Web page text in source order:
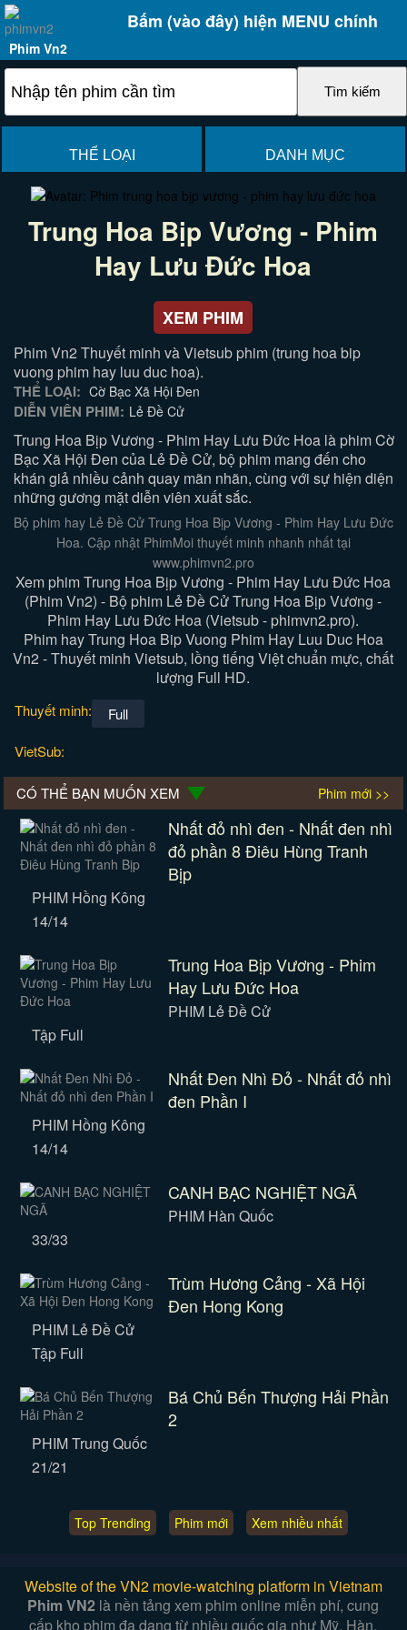
Bấm (vào đây) hiện MENU chính
Phim Vn2
THỂ LOẠI DANH MỤC
Trung Hoa Bịp Vương - Phim
Hay Lưu Đức Hoa
XEM PHIM
Phim Vn2 Thuyết minh và Vietsub phim (trung hoa bip
vuong phim hay luu duc hoa).
THỂ LOẠI: Cờ Bạc Xã Hội Đen
DIỄN VIÊN PHIM: Lẻ Đề Cử
Trung Hoa Bịp Vương - Phim Hay Lưu Đức Hoa là phim Cờ
Bạc Xã Hội Đen của Lẻ Đề Cử, bộ phim mang đến cho
khán giả nhiều cảnh quay mãn nhãn, cùng với sự hiện diện
những gương mặt diễn viên xuất sắc.
Bộ phim hay Lẻ Đề Cử Trung Hoa Bịp Vương - Phim Hay Lưu Đức
Hoa. Cập nhật PhimMoi thuyết minh nhanh nhất tại
www.phimvn2.pro
Xem phim Trung Hoa Bịp Vương - Phim Hay Lưu Đức Hoa
(Phim Vn2) - Bộ phim Lẻ Đề Cử Trung Hoa Bịp Vương -
Phim Hay Lưu Đức Hoa (Vietsub - phimvn2.pro).
Phim hay Trung Hoa Bip Vuong Phim Hay Luu Duc Hoa
Vn2 - Thuyết minh Vietsub, lồng tiếng Việt chuẩn mực, chất
lượng Full HD.
Thuyết minh:
Full
VietSub:
CÓ THỂ BẠN MUỐN XEM Phim mới >>
Nhất đỏ nhì đen - Nhất đen nhì
đỏ phần 8 Điêu Hùng Tranh
Bịp
PHIM Hồng Kông
14/14
Trung Hoa Bịp Vương - Phim
Hay Lưu Đức Hoa
PHIM Lẻ Đề Cử
Tập Full
Nhất Đen Nhì Đỏ - Nhất đỏ nhì
đen Phần I
PHIM Hồng Kông
14/14
CANH BẠC NGHIỆT NGÃ
PHIM Hàn Quốc
33/33
Trùm Hương Cảng - Xã Hội
Đen Hong Kong
PHIM Lẻ Đề Cử
Tập Full
Bá Chủ Bến Thượng Hải Phần
2
PHIM Trung Quốc
21/21
Top Trending Phim mới Xem nhiều nhất
Website of the VN2 movie-watching platform in Vietnam
Phim VN2 là nền tảng xem phim online miễn phí, cung
cấp kho phim đa dạng từ nhiều quốc gia như Mỹ, Hàn,